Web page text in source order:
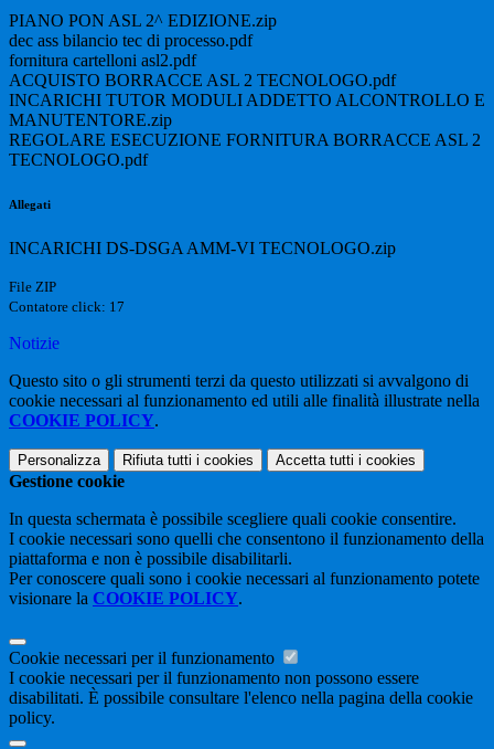
PIANO PON ASL 2^ EDIZIONE.zip
dec ass bilancio tec di processo.pdf
fornitura cartelloni asl2.pdf
ACQUISTO BORRACCE ASL 2 TECNOLOGO.pdf
INCARICHI TUTOR MODULI ADDETTO ALCONTROLLO E
MANUTENTORE.zip
REGOLARE ESECUZIONE FORNITURA BORRACCE ASL 2
TECNOLOGO.pdf
Allegati
INCARICHI DS-DSGA AMM-VI TECNOLOGO.zip
File ZIP
Contatore click: 17
Notizie
Questo sito o gli strumenti terzi da questo utilizzati si avvalgono di
cookie necessari al funzionamento ed utili alle finalità illustrate nella
COOKIE POLICY.
Personalizza Rifiuta tutti i cookies Accetta tutti i cookies
Gestione cookie
In questa schermata è possibile scegliere quali cookie consentire.
I cookie necessari sono quelli che consentono il funzionamento della
piattaforma e non è possibile disabilitarli.
Per conoscere quali sono i cookie necessari al funzionamento potete
visionare la COOKIE POLICY.
Cookie necessari per il funzionamento
I cookie necessari per il funzionamento non possono essere
disabilitati. È possibile consultare l'elenco nella pagina della cookie
policy.